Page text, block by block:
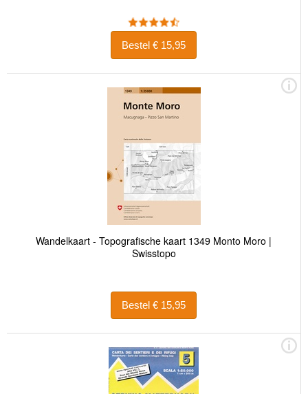
Bestel € 15,95
Wandelkaart - Topografische kaart 1349 Monto Moro |
Swisstopo
Bestel € 15,95